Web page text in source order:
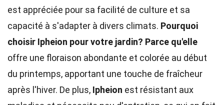
est appréciée pour sa facilité de culture et sa
capacité à s'adapter à divers climats. Pourquoi
choisir Ipheion pour votre jardin? Parce qu'elle
offre une floraison abondante et colorée au début
du printemps, apportant une touche de fraîcheur
après l'hiver. De plus, Ipheion est résistant aux